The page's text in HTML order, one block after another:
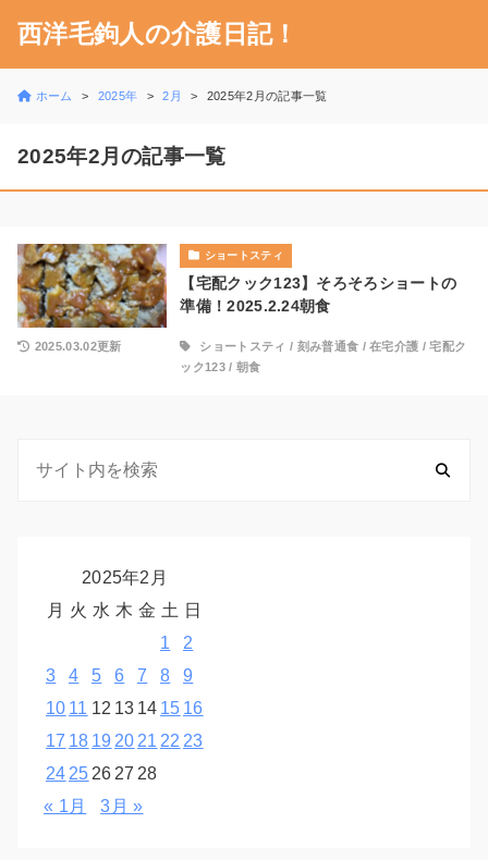
西洋毛鉤人の介護日記！
ホーム 2025年 2月 2025年2月の記事一覧
2025年2月の記事一覧
ショートスティ
【宅配クック123】そろそろショートの
準備！2025.2.24朝食
2025.03.02更新 ショートスティ / 刻み普通食 /在宅介護 /宅配ク
ック123/ 朝食
2025年2月
月 火 水 木 金 土 日
1
2
3
4 5 6 7 8
9
10 11 12 13 14 15 16
17 18 19 20 21 22 23
24 25 26 27 28
« 1月
3月 »